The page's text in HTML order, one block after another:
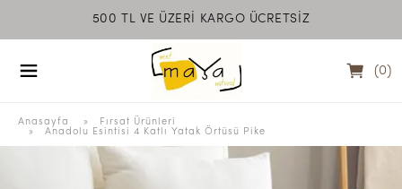
500 TL VE ÜZERİ KARGO ÜCRETSİZ
MEET MAYA
(0)
Anasayfa »
Fırsat Ürünleri
» Anadolu Esintisi 4 Katlı Yatak Örtüsü Pike